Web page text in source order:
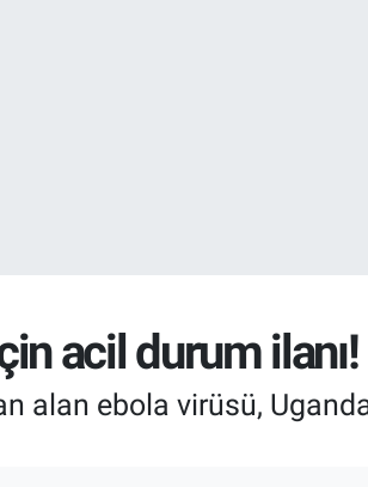
acil durum ilanı!
ebola virüsü,